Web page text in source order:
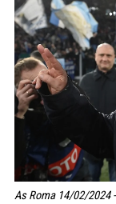
As Roma 14/02/2024